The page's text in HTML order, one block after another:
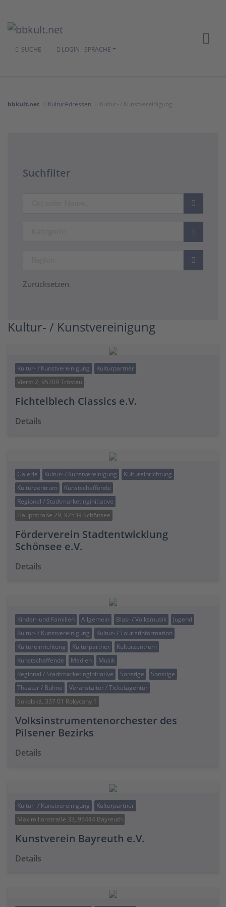
SUCHE LOGIN SPRACHE
bbkult.net KulturAdressen Kultur- / Kunstvereinigung
Suchfilter
Zurücksetzen
Kultur- / Kunstvereinigung
Kultur- / Kunstvereinigung
Kulturpartner
Vierst 2, 95709 Tröstau
Fichtelblech Classics e.V.
Details
Galerie Kultur- / Kunstvereinigung
Kultureinrichtung
Kulturzentrum
Kunstschaffende
Regional / Stadtmarketinginitiative
Hauptstraße 29, 92539 Schönsee
Förderverein Stadtentwicklung
Schönsee e.V.
Details
Kinder- und Familien Allgemein Blas- / Volksmusik
Jugend
Kultur- / Kunstvereinigung
Kultur- / Touristinformation
Kultureinrichtung
Kulturpartner
Kulturzentrum
Kunstschaffende
Medien
Musik
Regional / Stadtmarketinginitiative
Sonstige
Sonstige
Theater / Bühne
Veranstalter / Ticketagentur
Sokolská, 337 01 Rokycany 1
Volksinstrumentenorchester des
Pilsener Bezirks
Details
Kultur- / Kunstvereinigung
Kulturpartner
Maximilianstraße 33, 95444 Bayreuth
Kunstverein Bayreuth e.V.
Details